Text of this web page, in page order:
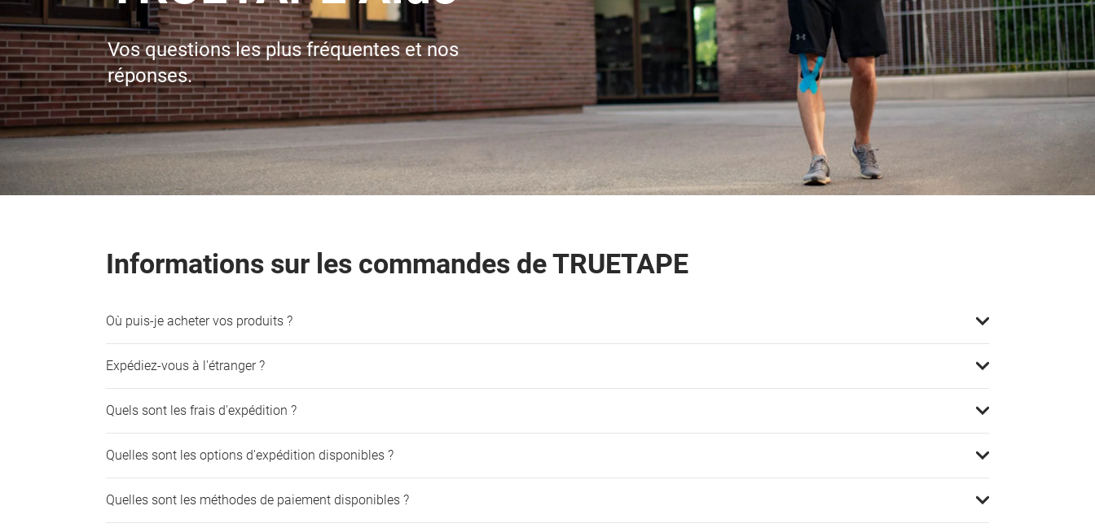
Vos questions les plus fréquentes et nos
réponses.
Informations sur les commandes de TRUETAPE
Où puis-je acheter vos produits ?
Expédiez-vous à l'étranger ?
Quels sont les frais d'expédition ?
Quelles sont les options d'expédition disponibles ?
Quelles sont les méthodes de paiement disponibles ?